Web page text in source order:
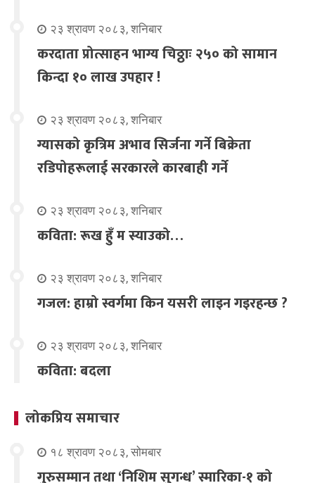
२३ श्रावण २०८३, शनिबार
करदाता प्रोत्साहन भाग्य चिठ्ठाः २५० को सामान
किन्दा १० लाख उपहार !
२३ श्रावण २०८३, शनिबार
ग्यासको कृत्रिम अभाव सिर्जना गर्ने बिक्रेता
रडिपोहरूलाई सरकारले कारबाही गर्ने
२३ श्रावण २०८३, शनिबार
कविता: रूख हुँ म स्याउको…
२३ श्रावण २०८३, शनिबार
गजल: हाम्रो स्वर्गमा किन यसरी लाइन गइरहन्छ ?
२३ श्रावण २०८३, शनिबार
कविता: बदला
लोकप्रिय समाचार
१८ श्रावण २०८३, सोमबार
गुरुसम्मान तथा ‘निशिम सुगन्ध’ स्मारिका-१ को